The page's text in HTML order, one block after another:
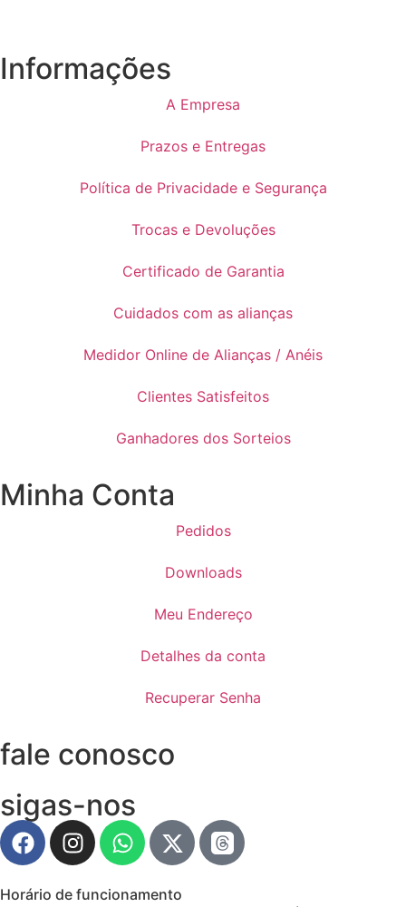
Informações
A Empresa
Prazos e Entregas
Política de Privacidade e Segurança
Trocas e Devoluções
Certificado de Garantia
Cuidados com as alianças
Medidor Online de Alianças / Anéis
Clientes Satisfeitos
Ganhadores dos Sorteios
Minha Conta
Pedidos
Downloads
Meu Endereço
Detalhes da conta
Recuperar Senha
fale conosco
sigas-nos
Horário de funcionamento